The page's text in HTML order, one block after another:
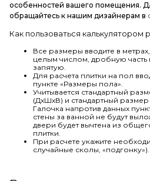
особенностей вашего помещения.
обращайтесь к нашим дизайнерам в
Как пользоваться калькулятором
Все размеры вводите в
целым числом, дробную часть
запятую.
Для расчета плитки на пол
пункте «Размеры пола».
Учитывается стандартный
(ДхШхВ) и стандартный
Галочка напротив данных
стены за ванной не будут
двери будет вычтена из
плитки.
При расчете укажите
случайные сколы, «подгонку»).